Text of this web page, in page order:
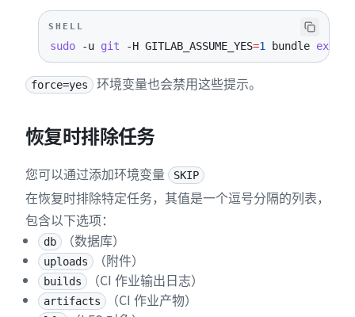
SHELL
sudo -u git -H GITLAB_ASSUME_YES=1 bundle exec
force=yes 环境变量也会禁用这些提示。
恢复时排除任务
您可以通过添加环境变量 SKIP
在恢复时排除特定任务，其值是一个逗号分隔的列表，
包含以下选项：
db （数据库）
uploads （附件）
builds （CI 作业输出日志）
artifacts （CI 作业产物）